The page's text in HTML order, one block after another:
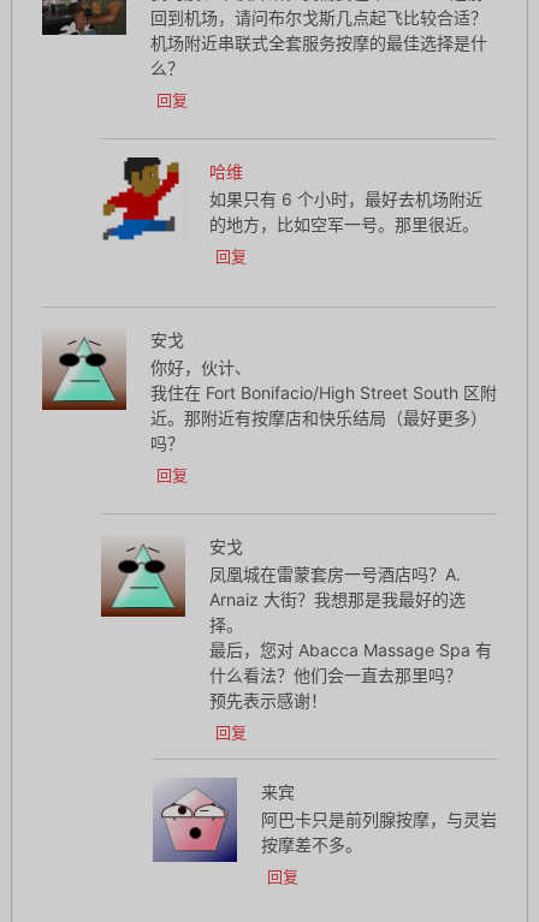
回到机场，请问布尔戈斯几点起飞比较合适？
机场附近串联式全套服务按摩的最佳选择是什
么？
回复
哈维
如果只有 6 个小时，最好去机场附近
的地方，比如空军一号。那里很近。
回复
安戈
你好，伙计、
我住在 Fort Bonifacio/High Street South 区附
近。那附近有按摩店和快乐结局（最好更多）
吗？
回复
安戈
凤凰城在雷蒙套房一号酒店吗？A.
Arnaiz 大街？我想那是我最好的选
择。
最后，您对 Abacca Massage Spa 有
什么看法？他们会一直去那里吗？
预先表示感谢！
回复
来宾
阿巴卡只是前列腺按摩，与灵岩
按摩差不多。
回复